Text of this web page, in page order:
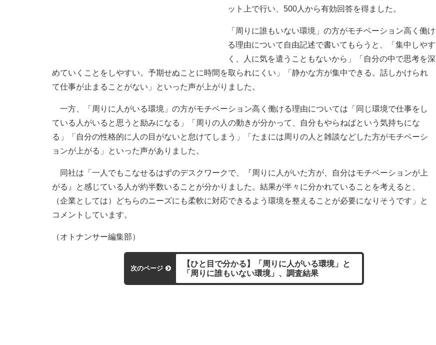
ット上で行い、500人から有効回答を得ました。
「周りに誰もいない環境」の方がモチベーション高く働け
る理由について自由記述で書いてもらうと、「集中しやす
く、人に気を遣うこともないから」「自分の中で思考を深
めていくことをしやすい。予期せぬことに時間を取られにくい」「静かな方が集中できる。話しかけられ
て仕事が止まることがない」といった声が上がりました。
一方、「周りに人がいる環境」の方がモチベーション高く働ける理由については「同じ環境で仕事をし
ている人がいると思うと励みになる」「周りの人の動きが分かって、自分もやらねばという気持ちにな
る」「自分の性格的に人の目がないと怠けてしまう」「たまには周りの人と雑談などした方がモチベーシ
ョンが上がる」といった声がありました。
同社は「一人でもこなせるはずのデスクワークで、『周りに人がいた方が、自分はモチベーションが上
がる』と感じている人が約半数いることが分かりました。結果が半々に分かれていることを考えると、
（企業としては）どちらのニーズにも柔軟に対応できるよう環境を整えることが必要になりそうです」と
コメントしています。
（オトナンサー編集部）
次のページ
【ひと目で分かる】「周りに人がいる環境」と
「周りに誰もいない環境」、調査結果